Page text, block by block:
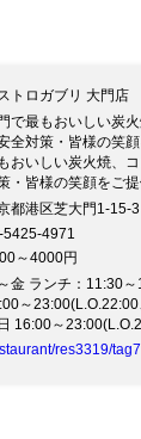
トロガブリ 大門店
で最もおいしい炭
全対策・皆様の笑
おいしい炭火焼、
・皆様の笑顔をご
メニュー ￥8,000→
形産信玄鶏 SP肉肉セット A4黒毛和牛シンタ
豪州ランプ肉 USハラミ肉
祝日も営業中！ ・
時)・ディナー
時30分)
都港区芝大門1-15-
5425-4971
～4000円
金 ランチ：11:30
～
16:00～
res3319/